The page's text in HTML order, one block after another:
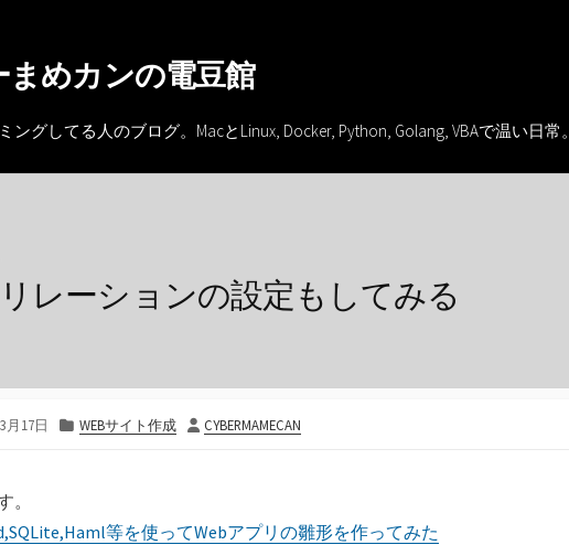
まめカンの電豆館
グしてる人のブログ。MacとLinux, Docker, Python, Golang, VBAで温い日常。
レーションの設定もしてみる
月17日
カ
WEBサイト作成
投
CYBERMAMECAN
。
等を使ってWebアプリの雛形を作ってみた